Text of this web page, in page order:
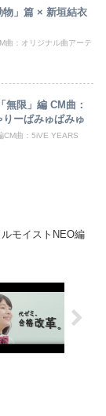
物」篇 × 新垣結衣
曲：オリジナル曲アーテ
無限」編 CM曲：
ーぱみゅぱみゅ
CM曲：5iVE YEARS
モイストNEO編